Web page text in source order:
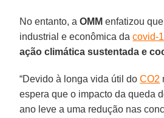
No entanto, aOMM enfatizou
industrial e econômica dacovid-
ação climática sustentada e
“Devido à longa vida útil doCO2
espera que o impacto da queda
ano leve a uma redução nas